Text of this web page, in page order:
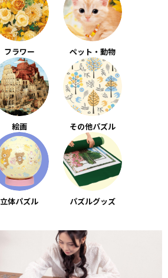
フラワー ペット・動物
絵画 その他パズル
立体パズル パズルグッズ